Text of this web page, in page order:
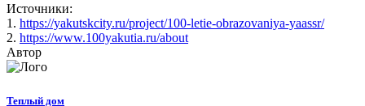
Источники:
1. https://yakutskcity.ru/project/100-letie-obrazovaniya-yaassr/
2. https://www.100yakutia.ru/about
Автор
Теплый дом